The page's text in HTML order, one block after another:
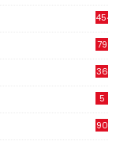
454
79
36
5
90